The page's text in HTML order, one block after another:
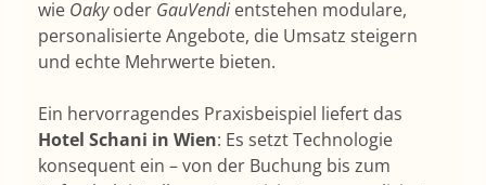
wie Oakyoder GauVendi entstehen modulare,
personalisierte Angebote, die Umsatz steigern
und echte Mehrwerte bieten.
Ein hervorragendes Praxisbeispiel liefert das
Hotel Schani in Wien: Es setzt Technologie
konsequent ein – von der Buchung bis zum